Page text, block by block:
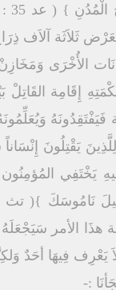
بِعَرْض ثَلاَثَة آلاَف
الأُخْرَى
إِقَامِة
فَيَفْتَقِدُونَهُ
يَقْتِلُونَ
يَخْتَفِي
هذَا الأمر
يَعْرِف فِيهَا أحَدٌ
:-